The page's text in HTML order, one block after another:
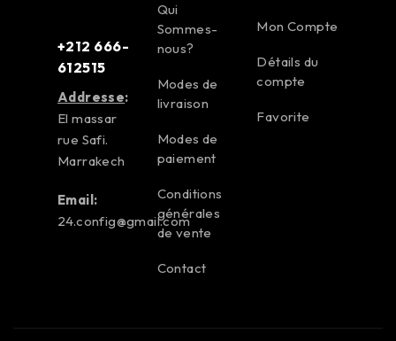
+212 666-
612515
Addresse:
El massar
rue Safi.
Marrakech
Email:
24.config@gmail.com
Qui
Sommes-
nous?
Modes de
livraison
Modes de
paiement
Conditions
générales
de vente
Contact
Mon Compte
Détails du
compte
Favorite